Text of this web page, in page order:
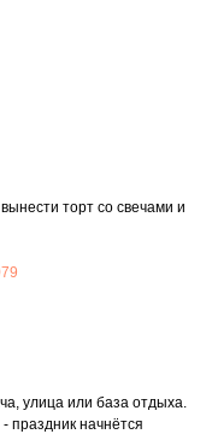
торт со свечами и
улица или база отдыха.
праздник начнётся